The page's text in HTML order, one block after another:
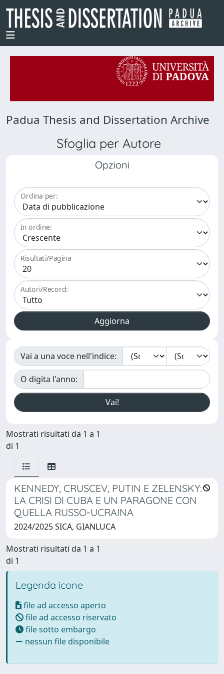
Padua Thesis and Dissertation Archive
Sfoglia per Autore
Opzioni
Ordina per:
In ordine:
Risultati/Pagina
Autori/Record:
Vai a una voce nell'indice:
O digita l'anno:
Mostrati risultati da 1 a 1
di 1
KENNEDY, CRUSCEV, PUTIN E ZELENSKY:
LA CRISI DI CUBA E UN PARAGONE CON
QUELLA RUSSO-UCRAINA
2024/2025 SICA, GIANLUCA
Mostrati risultati da 1 a 1
di 1
Legenda icone
file ad accesso aperto
file ad accesso riservato
file sotto embargo
nessun file disponibile